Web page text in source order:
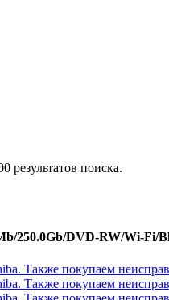
результатов поиска.
250.0Gb/DVD-RW/Wi-Fi/